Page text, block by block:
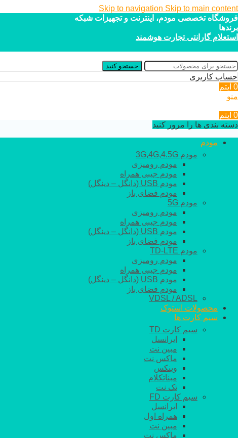
Skip to navigation Skip to main content
فروشگاه تخصصی مودم، اینترنت و تجهیزات شبکه
برندها
استعلام گارانتی تجارت هوشمند
جستجو کنید
حساب کاربری
0 آیتم
منو
0 آیتم
دسته بندی ها را مرور کنید
مودم
مودم 3G,4G,4.5G
مودم رومیزی
مودم جیبی همراه
مودم USB (دانگل – دینگل)
مودم فضای باز
مودم 5G
مودم رومیزی
مودم جیبی همراه
مودم USB (دانگل – دینگل)
مودم فضای باز
مودم TD-LTE
مودم رومیزی
مودم جیبی همراه
مودم USB (دانگل – دینگل)
مودم فضای باز
VDSL / ADSL
محصولات استوک
سیم کارت ها
سیم کارت TD
ایرانسل
مبین نت
ماکس نت
وینکس
مبناتکلام
تک نت
سیم کارت FD
ایرانسل
همراه اول
مبین نت
ماکس نت